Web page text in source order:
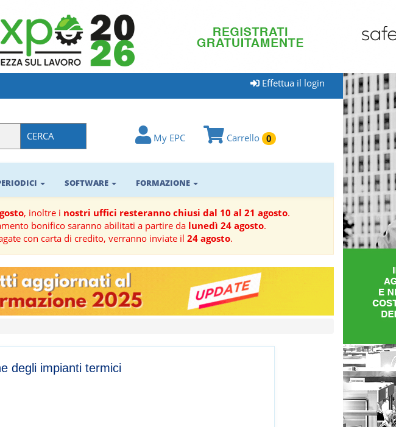
Effettua il login
CERCA My EPC Carrello 0
SOFTWARE FORMAZIONE
, inoltre i nostri uffici resteranno chiusi dal 10 al 21 agosto.
bonifico saranno abilitati a partire da lunedì 24 agosto.
con carta di credito, verranno inviate il 24 agosto.
degli impianti termici